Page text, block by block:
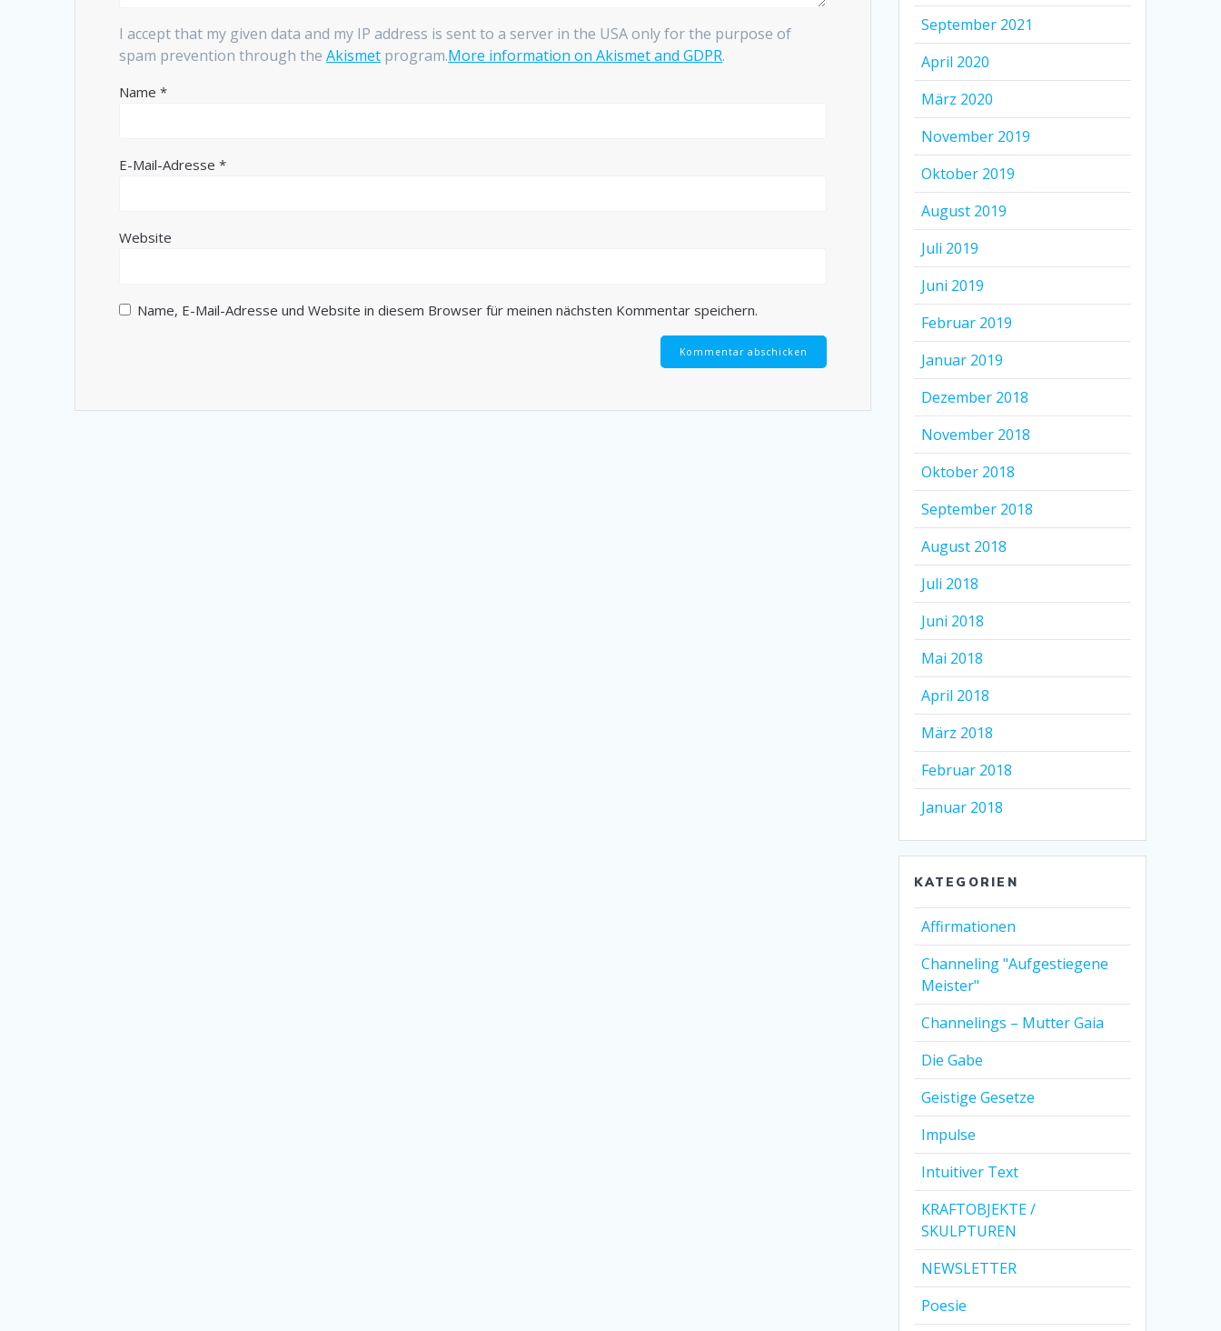
I accept that my given data and my IP address is sent to a server in the USA only for the purpose of
spam prevention through theAkismet program.More information on Akismet and GDPR.
Name*
E-Mail-Adresse*
Website
Name, E-Mail-Adresse und Website in diesem Browser für meinen nächsten Kommentar speichern.
September 2021
April 2020
März 2020
November 2019
Oktober 2019
August 2019
Juli 2019
Juni 2019
Februar 2019
Januar 2019
Dezember 2018
November 2018
Oktober 2018
September 2018
August 2018
Juli 2018
Juni 2018
Mai 2018
April 2018
März 2018
Februar 2018
Januar 2018
KATEGORIEN
Affirmationen
Channeling "Aufgestiegene
Meister"
Channelings – Mutter Gaia
Die Gabe
Geistige Gesetze
Impulse
Intuitiver Text
KRAFTOBJEKTE /
SKULPTUREN
NEWSLETTER
Poesie